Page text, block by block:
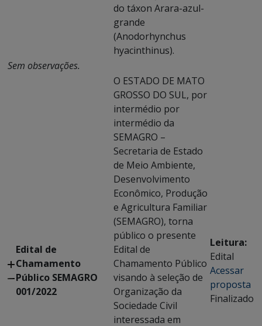
do táxon Arara-azul-
grande
(Anodorhynchus
hyacinthinus).
Sem observações.
Edital de
Chamamento
Público SEMAGRO
001/2022
O ESTADO DE MATO
GROSSO DO SUL, por
intermédio por
intermédio da
SEMAGRO –
Secretaria de Estado
de Meio Ambiente,
Desenvolvimento
Econômico, Produção
e Agricultura Familiar
(SEMAGRO), torna
público o presente
Edital de
Chamamento Público
visando à seleção de
Organização da
Sociedade Civil
interessada em
Leitura:
Edital
Acessar
proposta
Finalizado